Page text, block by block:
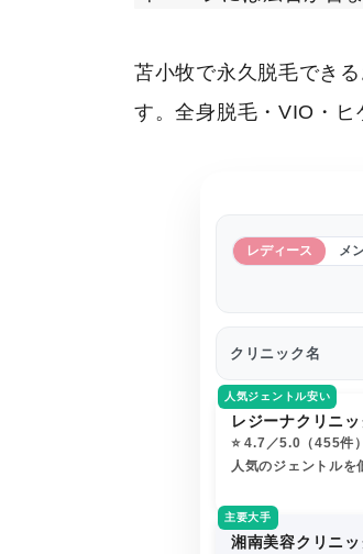
苫小牧で永久脱毛でき
す。全身脱毛・VIO・ヒ
レディース メ
クリニック名
人気ジェントル安い
レジーナクリニ
⭐️ 4.7／5.0（455件）
人気のジェントル
主要大手
湘南美容クリニ